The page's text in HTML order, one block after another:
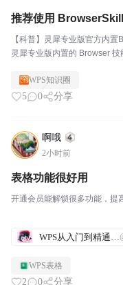
推荐使用 BrowserSkill
【科普】灵犀专业版官方内
灵犀专业版内置的 Browser
客户端，...
WPS知识圈
5 0 分享
啊哦
2小时前
表格功能很好用
开通会员能解锁很多功能，提
WPS表格
2 0 分享